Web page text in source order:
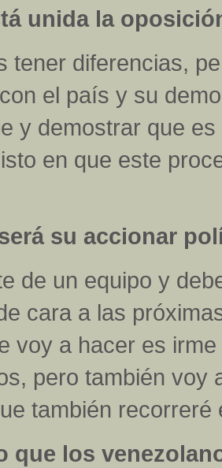
unida la
diferencias,
el país y su
y demostrar que
en que este
su accionar
de un equipo y
cara a las
voy a hacer es
pero también voy
también
los